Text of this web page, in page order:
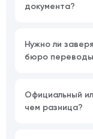
документа?
Нужно ли
бюро
Официальный
чем разница?